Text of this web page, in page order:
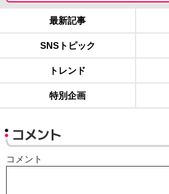
最新記事
SNSトピック
トレンド
特別企画
コメント
コメント